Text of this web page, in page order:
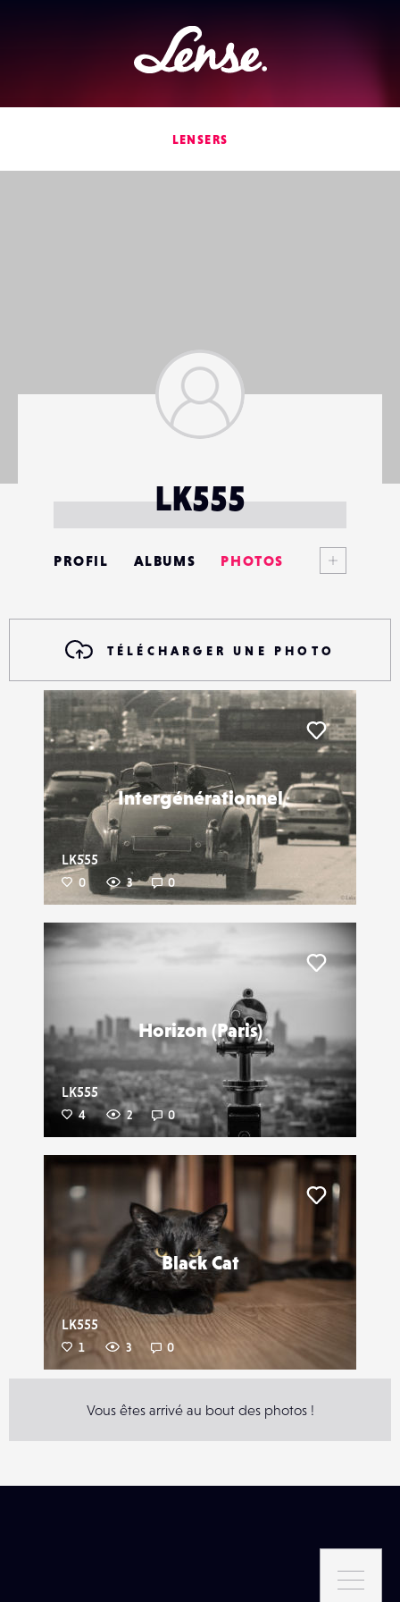
Lense
LENSERS
LK555
PROFIL ALBUMS PHOTOS
CONTACTS
ÉVÉNEMENTS
FAVORIS
TÉLÉCHARGER UNE PHOTO
Intergénérationnel
LK555
0 3 0
Liker
Horizon (Paris)
LK555
4 2 0
Liker
Black Cat
LK555
1 3 0
Vous êtes arrivé au bout des photos !